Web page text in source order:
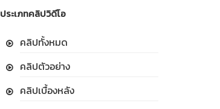
ประเภทคลิปวิดีโอ
คลิปทั้งหมด
คลิปตัวอย่าง
คลิปเบื้องหลัง